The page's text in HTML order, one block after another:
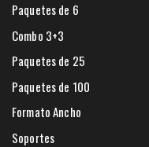
Paquetes de 6
Combo 3+3
Paquetes de 25
Paquetes de 100
Formato Ancho
Soportes